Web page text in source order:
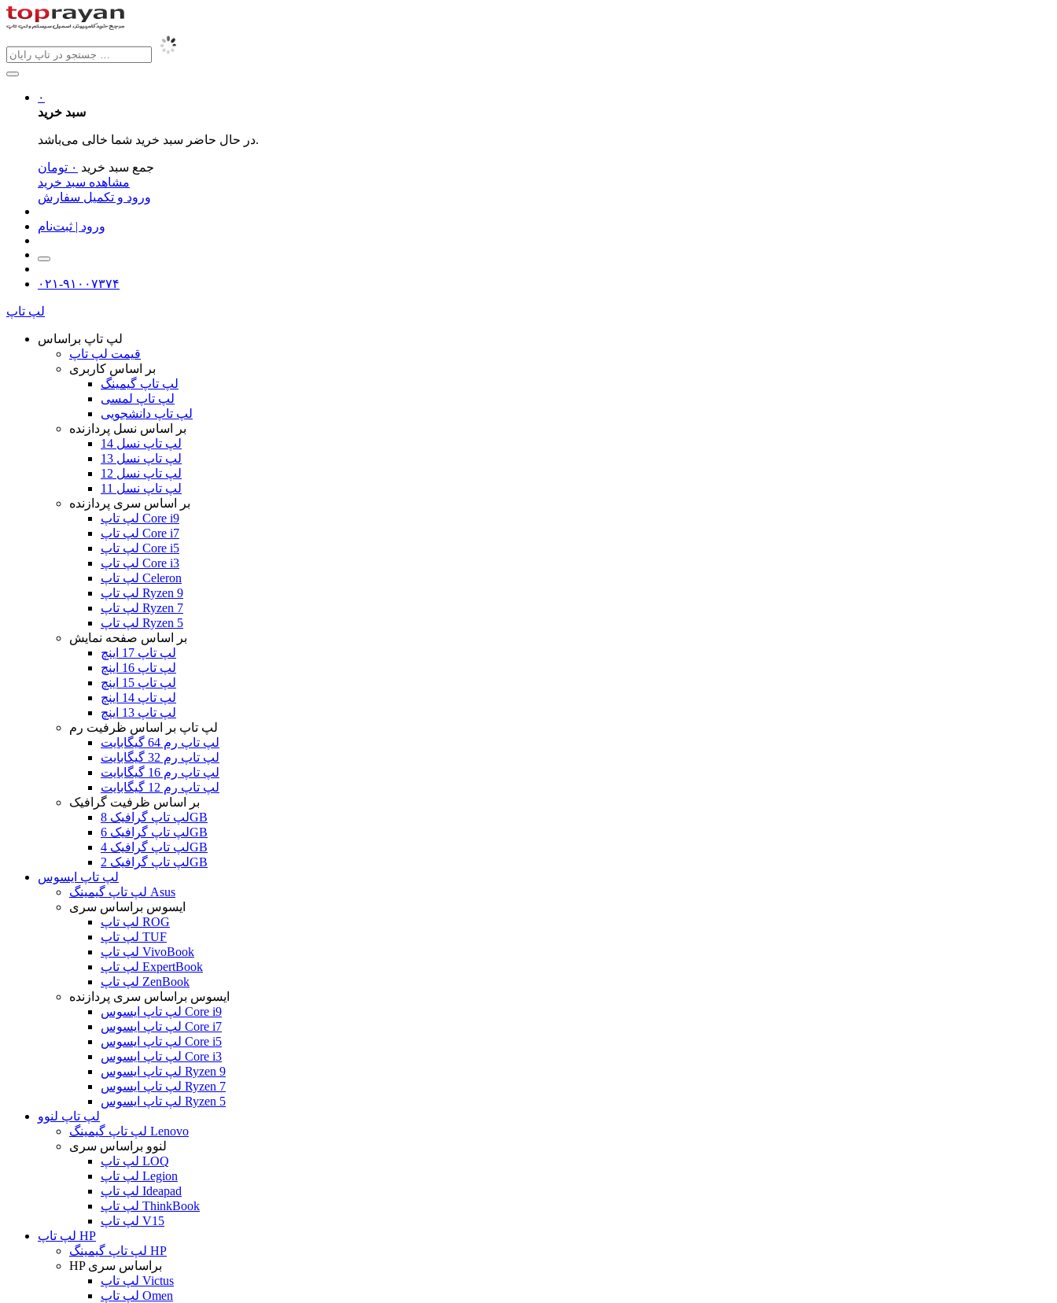
۰
سبد خرید
در حال حاضر سبد خرید شما خالی می‌باشد.
جمع سبد خرید ۰ تومان
مشاهده سبد خرید
ورود و تکمیل سفارش
ورود | ثبت‌نام
۰۲۱-۹۱۰۰۷۳۷۴
لپ تاپ
لپ تاپ براساس
قیمت لپ تاپ
بر اساس کاربری
لپ تاپ گیمینگ
لپ تاپ لمسی
لپ تاپ دانشجویی
بر اساس نسل پردازنده
لپ تاپ نسل 14
لپ تاپ نسل 13
لپ تاپ نسل 12
لپ تاپ نسل 11
بر اساس سری پردازنده
لپ تاپ Core i9
لپ تاپ Core i7
لپ تاپ Core i5
لپ تاپ Core i3
لپ تاپ Celeron
لپ تاپ Ryzen 9
لپ تاپ Ryzen 7
لپ تاپ Ryzen 5
بر اساس صفحه نمایش
لپ تاپ 17 اینچ
لپ تاپ 16 اینچ
لپ تاپ 15 اینچ
لپ تاپ 14 اینچ
لپ تاپ 13 اینچ
لپ تاپ بر اساس ظرفیت رم
لپ تاپ رم 64 گیگابایت
لپ تاپ رم 32 گیگابایت
لپ تاپ رم 16 گیگابایت
لپ تاپ رم 12 گیگابایت
بر اساس ظرفیت گرافیک
لپ تاپ گرافیک 8GB
لپ تاپ گرافیک 6GB
لپ تاپ گرافیک 4GB
لپ تاپ گرافیک 2GB
لپ تاپ ایسوس
لپ تاپ گیمینگ Asus
ایسوس براساس سری
لپ تاپ ROG
لپ تاپ TUF
لپ تاپ VivoBook
لپ تاپ ExpertBook
لپ تاپ ZenBook
ایسوس براساس سری پردازنده
لپ تاپ ایسوس Core i9
لپ تاپ ایسوس Core i7
لپ تاپ ایسوس Core i5
لپ تاپ ایسوس Core i3
لپ تاپ ایسوس Ryzen 9
لپ تاپ ایسوس Ryzen 7
لپ تاپ ایسوس Ryzen 5
لپ تاپ لنوو
لپ تاپ گیمینگ Lenovo
لنوو براساس سری
لپ تاپ LOQ
لپ تاپ Legion
لپ تاپ Ideapad
لپ تاپ ThinkBook
لپ تاپ V15
لپ تاپ HP
لپ تاپ گیمینگ HP
HP براساس سری
لپ تاپ Victus
لپ تاپ Omen